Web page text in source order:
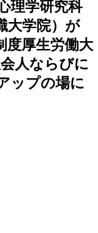
理学研究科
大学院）が
度厚生労働大
人ならびに
ップの場に